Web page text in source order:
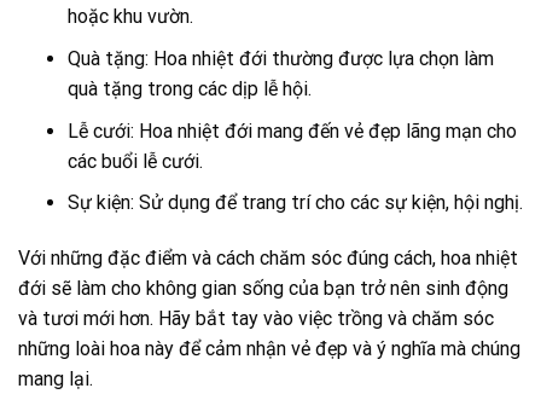
hoặc khu vườn.
Quà tặng: Hoa nhiệt đới thường được lựa chọn làm
quà tặng trong các dịp lễ hội.
Lễ cưới: Hoa nhiệt đới mang đến vẻ đẹp lãng mạn cho
các buổi lễ cưới.
Sự kiện: Sử dụng để trang trí cho các sự kiện, hội nghị.
Với những đặc điểm và cách chăm sóc đúng cách, hoa nhiệt
đới sẽ làm cho không gian sống của bạn trở nên sinh động
và tươi mới hơn. Hãy bắt tay vào việc trồng và chăm sóc
những loài hoa này để cảm nhận vẻ đẹp và ý nghĩa mà chúng
mang lại.